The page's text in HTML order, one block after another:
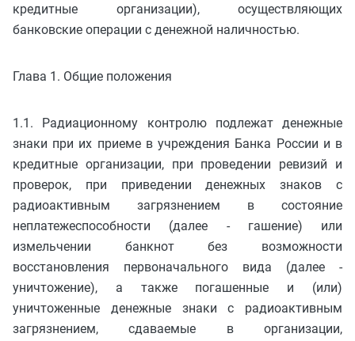
кредитные организации), осуществляющих
банковские операции с денежной наличностью.
Глава 1. Общие положения
1.1. Радиационному контролю подлежат денежные
знаки при их приеме в учреждения Банка России и в
кредитные организации, при проведении ревизий и
проверок, при приведении денежных знаков с
радиоактивным загрязнением в состояние
неплатежеспособности (далее - гашение) или
измельчении банкнот без возможности
восстановления первоначального вида (далее -
уничтожение), а также погашенные и (или)
уничтоженные денежные знаки с радиоактивным
загрязнением, сдаваемые в организации,